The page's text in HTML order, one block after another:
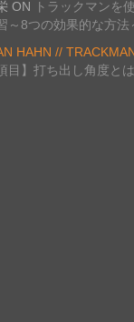
ON
トラックマンを
～8つの効果的な方法
HAHN //
目】打ち出し角度と